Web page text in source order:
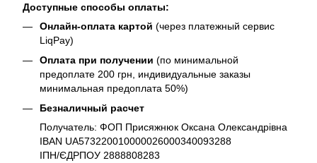
Доступные способы оплаты:
Онлайн-оплата картой (через платежный сервис
LiqPay)
Оплата при получении (по минимальной
предоплате 200 грн, индивидуальные заказы
минимальная предоплата 50%)
Безналичный расчет
Получатель: ФОП Присяжнюк Оксана Олександрівна
IBAN UA573220010000026000340093288
ІПН/ЄДРПОУ 2888808283